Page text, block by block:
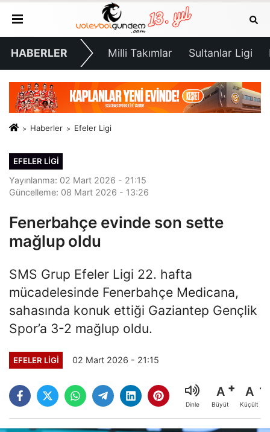
HABERLER Milli Takımlar Sultanlar Ligi
Haberler Efeler Ligi
EFELER LIGI
Yayınlanma: 02 Mart 2026 - 21:15
Güncelleme: 08 Mart 2026 - 13:26
Fenerbahçe evinde son sette
mağlup oldu
SMS Grup Efeler Ligi 22. hafta
mücadelesinde Fenerbahçe Medicana,
sahasında konuk ettiği Gaziantep Gençlik
Spor’a 3-2 mağlup oldu.
EFELER LIGI 02 Mart 2026 - 21:15
Dinle
A
Büyüt
A
Küçült